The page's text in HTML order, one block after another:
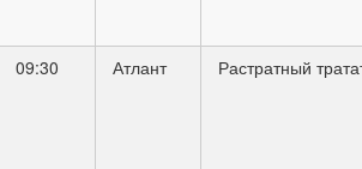
09:30 Атлант Растратный